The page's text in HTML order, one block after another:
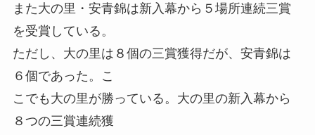
また大の里・安青錦は新入幕から５場所連続三賞
を受賞している。
ただし、大の里は８個の三賞獲得だが、安青錦は
６個であった。こ
こでも大の里が勝っている。大の里の新入幕から
８つの三賞連続獲